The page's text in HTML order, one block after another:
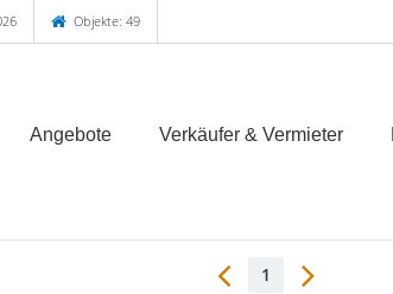
Objekte: 49
Angebote Verkäufer & Vermieter
1